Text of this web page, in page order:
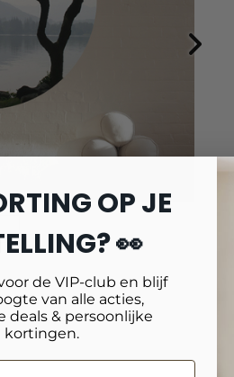
OP JE
👀
de VIP-club en blijf
van alle acties,
deals & persoonlijke
kortingen.